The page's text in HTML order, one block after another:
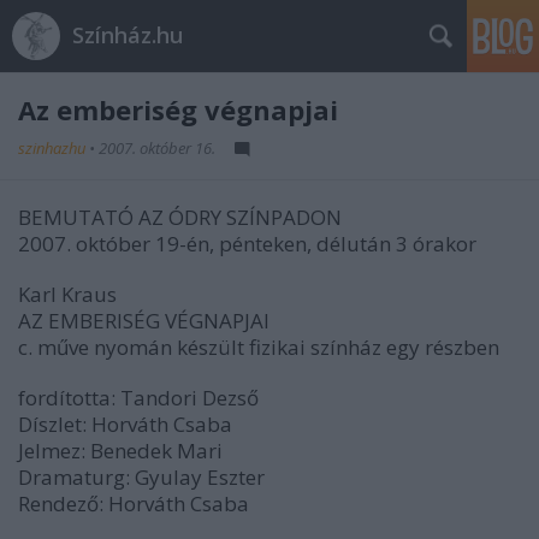
Színház.hu
Az emberiség végnapjai
szinhazhu • 2007. október 16.
BEMUTATÓ AZ ÓDRY SZÍNPADON
2007. október 19-én, pénteken, délután 3 órakor
Karl Kraus
AZ EMBERISÉG VÉGNAPJAI
c. műve nyomán készült fizikai színház egy részben
fordította: Tandori Dezső
Díszlet: Horváth Csaba
Jelmez: Benedek Mari
Dramaturg: Gyulay Eszter
Rendező: Horváth Csaba